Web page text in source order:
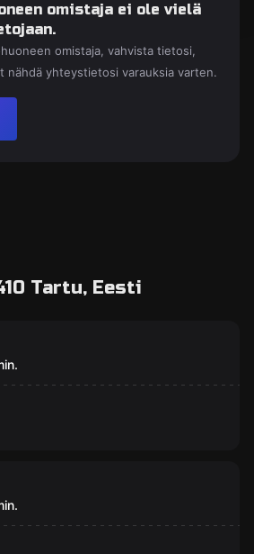
omistaja ei ole vielä
omistaja, vahvista tietosi,
nähdä yhteystietosi varauksia varten.
Tartu, Eesti
talo